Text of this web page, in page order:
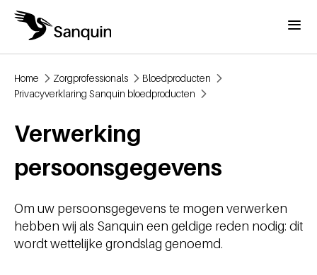
Overslaan en naar de inhoud gaan
Menu
Kruimelpad
Home Zorgprofessionals
Bloedproducten
Privacyverklaring Sanquin bloedproducten
Verwerking
persoonsgegevens
Om uw persoonsgegevens te mogen verwerken
hebben wij als Sanquin een geldige reden nodig: dit
wordt wettelijke grondslag genoemd.